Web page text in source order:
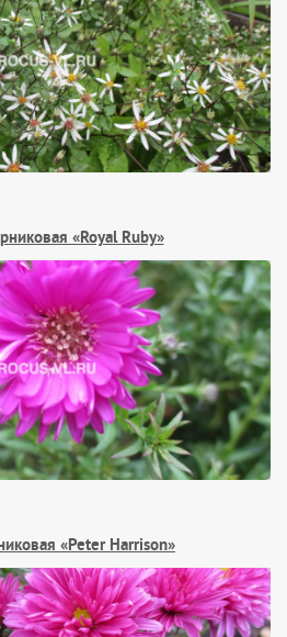
«Royal Ruby»
«Peter Harrison»